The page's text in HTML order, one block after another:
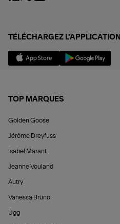
TÉLÉCHARGEZ L'APPLICATION
TOP MARQUES
Golden Goose
Jérôme Dreyfuss
Isabel Marant
Jeanne Vouland
Autry
Vanessa Bruno
Ugg